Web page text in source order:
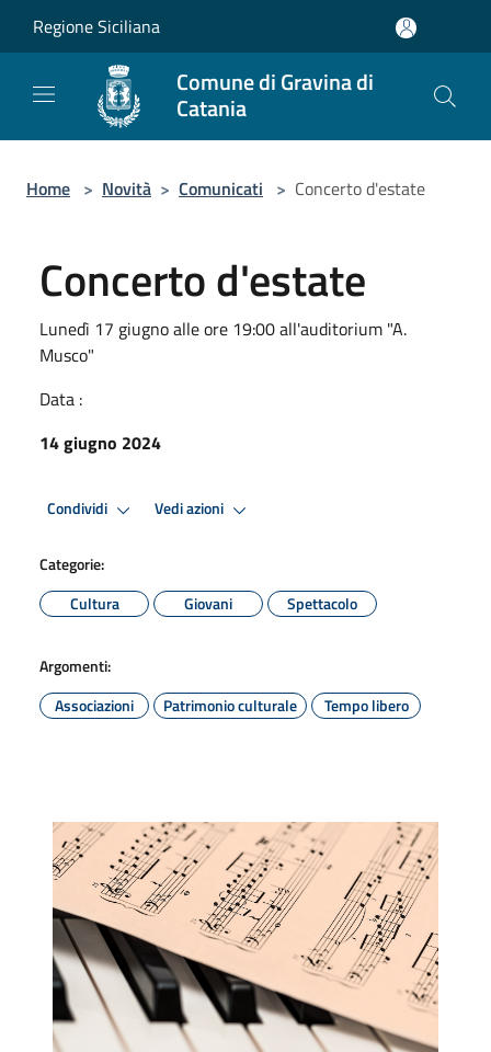
Regione Siciliana
Comune di Gravina di
Catania
Home > Novità > Comunicati > Concerto d'estate
Concerto d'estate
Lunedì 17 giugno alle ore 19:00 all'auditorium "A.
Musco"
Data :
14 giugno 2024
Condividi Vedi azioni
Categorie:
Cultura
Giovani Spettacolo
Argomenti:
Associazioni
Patrimonio culturale Tempo libero